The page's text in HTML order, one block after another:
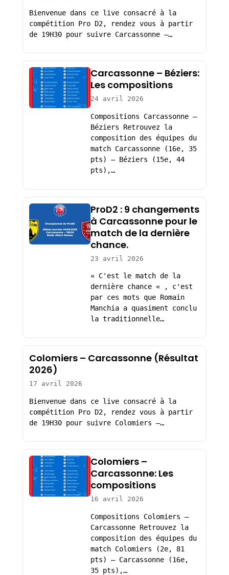
Bienvenue dans ce live consacré à la
compétition Pro D2, rendez vous à partir
de 19H30 pour suivre Carcassonne –…
Carcassonne – Béziers:
Les compositions
24 avril 2026
Compositions Carcassonne –
Béziers Retrouvez la
composition des équipes du
match Carcassonne (16e, 35
pts) – Béziers (15e, 44
pts),…
ProD2 : 9 changements
à Carcassonne pour le
match de la dernière
chance.
23 avril 2026
« C'est le match de la
dernière chance « , c'est
par ces mots que Romain
Manchia a quasiment conclu
la traditionnelle…
Colomiers – Carcassonne (Résultat
2026)
17 avril 2026
Bienvenue dans ce live consacré à la
compétition Pro D2, rendez vous à partir
de 19H30 pour suivre Colomiers –…
Colomiers –
Carcassonne: Les
compositions
16 avril 2026
Compositions Colomiers –
Carcassonne Retrouvez la
composition des équipes du
match Colomiers (2e, 81
pts) – Carcassonne (16e,
35 pts),…